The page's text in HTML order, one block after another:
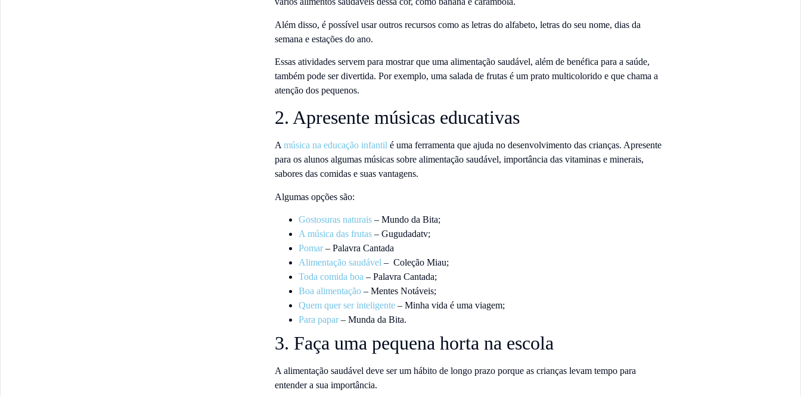
Além disso, é possível usar outros recursos como as letras do alfabeto, letras do seu nome, dias da
semana e estações do ano.
Essas atividades servem para mostrar que uma alimentação saudável, além de benéfica para a saúde,
também pode ser divertida. Por exemplo, uma salada de frutas é um prato multicolorido e que chama a
atenção dos pequenos.
2. Apresente músicas educativas
A música na educação infantil é uma ferramenta que ajuda no desenvolvimento das crianças. Apresente
para os alunos algumas músicas sobre alimentação saudável, importância das vitaminas e minerais,
sabores das comidas e suas vantagens.
Algumas opções são:
Gostosuras naturais– Mundo da Bita;
A música das frutas– Gugudadatv;
Pomar– Palavra Cantada
Alimentação saudável – Coleção Miau;
Toda comida boa – Palavra Cantada;
Boa alimentação– Mentes Notáveis;
Quem quer ser inteligente– Minha vida é uma viagem;
Para papar– Munda da Bita.
3. Faça uma pequena horta na escola
A alimentação saudável deve ser um hábito de longo prazo porque as crianças levam tempo para
entender a sua importância.